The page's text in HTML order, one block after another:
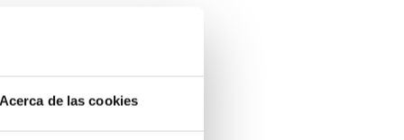
Acerca de las cookies